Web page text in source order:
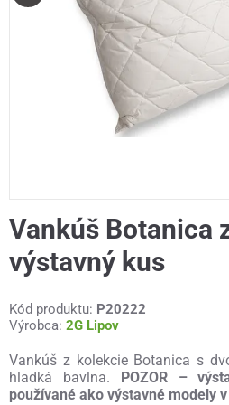
Vankúš Botanica
výstavný kus
Kód produktu: P20222
Výrobca: 2G Lipov
Vankúš z kolekcie Botanica s
hladká bavlna.
POZOR –
používané ako výstavné modely